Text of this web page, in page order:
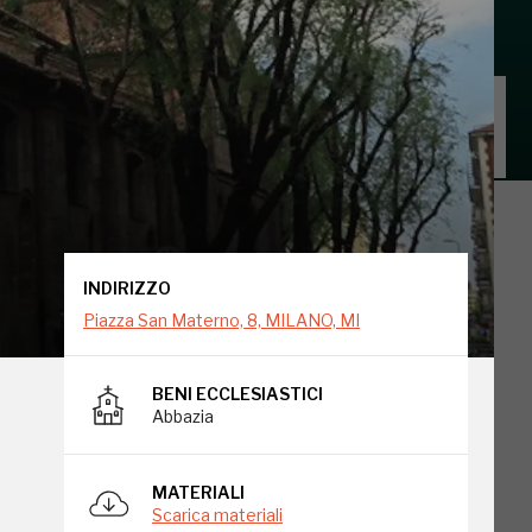
INDIRIZZO
Piazza San Materno, 8, MILANO, MI
BENI ECCLESIASTICI
Abbazia
MATERIALI
Scarica materiali
INDIRIZZO
Piazza San Materno, 8, MILANO, MI